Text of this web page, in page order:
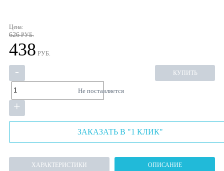
Цена:
626РУБ.
438 РУБ.
-
+
КУПИТЬ
Не поставляется
ЗАКАЗАТЬ В "1 КЛИК"
ХАРАКТЕРИСТИКИ ОПИСАНИЕ